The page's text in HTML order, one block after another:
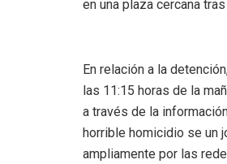
en una plaza cercana
En relación a la
las 11:15 horas de la
a través de la
horrible homicidio se un
ampliamente por las